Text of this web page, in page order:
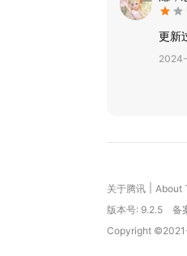
更新
关于腾讯 About
版本号: 9.2.5 备
Copyright